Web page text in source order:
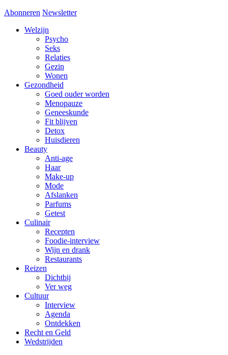
Abonneren Newsletter
Welzijn
Psycho
Seks
Relaties
Gezin
Wonen
Gezondheid
Goed ouder worden
Menopauze
Geneeskunde
Fit blijven
Detox
Huisdieren
Beauty
Anti-age
Haar
Make-up
Mode
Afslanken
Parfums
Getest
Culinair
Recepten
Foodie-interview
Wijn en drank
Restaurants
Reizen
Dichtbij
Ver weg
Cultuur
Interview
Agenda
Ontdekken
Recht en Geld
Wedstrijden